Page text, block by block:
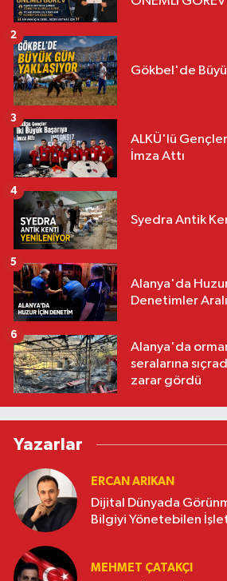
Gökbel'de
2
ALKÜ'lü Gençler
İmza Attı
3
Syedra Antik
4
Alanya'da
Denetimler
5
Alanya'da
seralarına
zarar gördü
6
Yazarlar
ERCAN ARIKAN
Dijital Dünyada
Bilgiyi Yönetebilen
MEHMET ÇATAKÇI